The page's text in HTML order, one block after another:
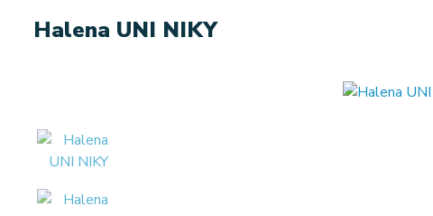
Halena UNI NIKY